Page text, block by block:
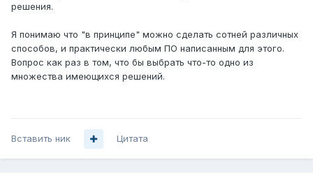
решения.
Я понимаю что "в принципе" можно сделать сотней различных
способов, и практически любым ПО написанным для этого.
Вопрос как раз в том, что бы выбрать что-то одно из
множества имеющихся решений.
Вставить ник Цитата